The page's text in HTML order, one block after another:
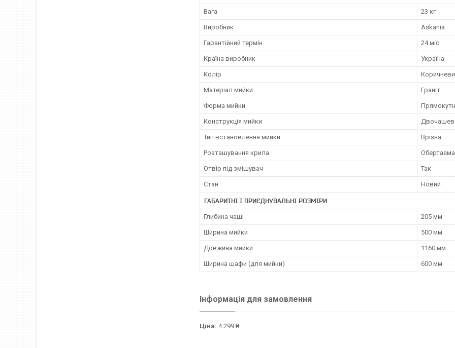
Вага 23 кг
Виробник Askania
Гарантійний термін 24 міс
Країна виробник Україна
Колір
Матеріал мийки Граніт
Форма мийки
Конструкція мийки
Тип встановлення мийки Врізна
Розташування крила Обертаєма
Отвір під змішувач Так
Стан Новий
ГАБАРИТНІ І ПРИЄДНУВАЛЬНІ РОЗМІРИ
Глибина чаші 205 мм
Ширина мийки 500 мм
Довжина мийки 1160 мм
Ширина шафи (для мийки) 600 мм
Інформація для замовлення
Ціна: 4 299 ₴